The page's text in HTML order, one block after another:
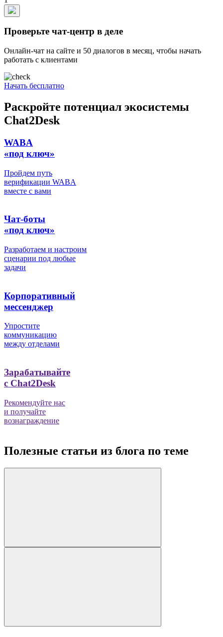
Проверьте чат-центр в деле
Онлайн-чат на сайте и 50 диалогов в месяц, чтобы начать
работать с клиентами
Начать бесплатно
Раскройте потенциал экосистемы
Chat2Desk
WABA
«под ключ»
Пройдем путь
верификации WABA
вместе с вами
Чат-боты
«под ключ»
Разработаем и настроим
сценарии под любые
задачи
Корпоративный
мессенджер
Упростите
коммуникацию
между отделами
Зарабатывайте
с Chat2Desk
Рекомендуйте нас
и получайте
вознаграждение
Полезные статьи из блога по теме